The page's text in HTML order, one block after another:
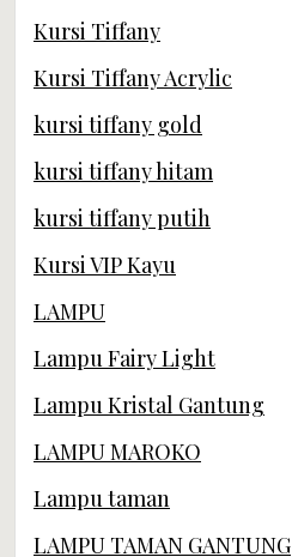
Kursi Tiffany
Kursi Tiffany Acrylic
kursi tiffany gold
kursi tiffany hitam
kursi tiffany putih
Kursi VIP Kayu
LAMPU
Lampu Fairy Light
Lampu Kristal Gantung
LAMPU MAROKO
Lampu taman
LAMPU TAMAN GANTUNG